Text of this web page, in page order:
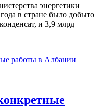
энергетики
в стране было добыто
и 3,9 млрд